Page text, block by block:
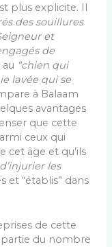
plus explicite. Il
des souillures
et
de
au “chien qui
lavée qui se
à Balaam
avantages
que cette
ceux qui
cet âge et qu’ils
les
“établis” dans
de cette
partie du nombre